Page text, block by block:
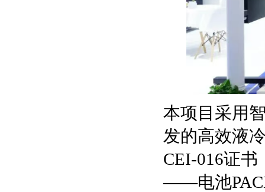
本项目采用
发的高效液
CEI-016证
——电池